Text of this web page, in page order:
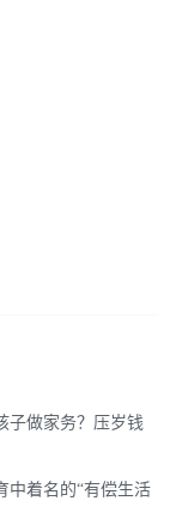
子做家务？压岁钱
中着名的“有偿生活